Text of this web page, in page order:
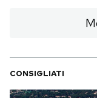
CONSIGLIATI